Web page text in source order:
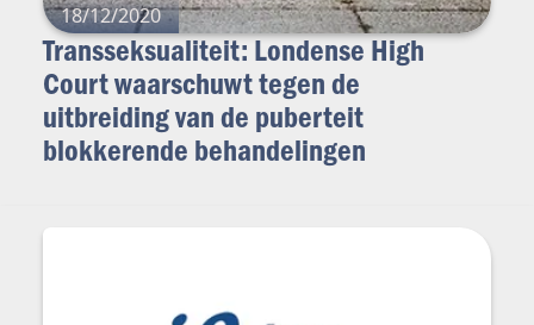
18/12/2020
Transseksualiteit: Londense High
Court waarschuwt tegen de
uitbreiding van de puberteit
blokkerende behandelingen